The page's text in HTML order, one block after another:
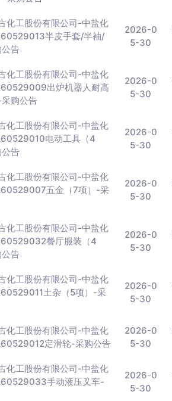
化工股份有限公司-中盐化
半皮手套/半袖/
告
2026-0
5-30
化工股份有限公司-中盐化
出炉机器人耐高
购公告
2026-0
5-30
化工股份有限公司-中盐化
电动工具（4
告
2026-0
5-30
化工股份有限公司-中盐化
五金（7项）-采
2026-0
5-30
化工股份有限公司-中盐化
餐厅服装（4
告
2026-0
5-30
化工股份有限公司-中盐化
土杂（5项）-采
2026-0
5-30
化工股份有限公司-中盐化
定滑轮-采购公告
2026-0
5-30
化工股份有限公司-中盐化
手动液压叉车-
2026-0
5-30